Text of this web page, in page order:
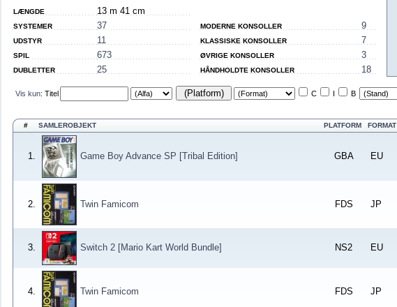
LÆNGDE 13 m 41 cm
SYSTEMER 37
UDSTYR 11
SPIL 673
DUBLETTER 25
MODERNE KONSOLLER 9
KLASSISKE KONSOLLER 7
ØVRIGE KONSOLLER 3
HÅNDHOLDTE KONSOLLER 18
Vis kun: Titel (Platform) C I B
# SAMLEROBJEKT PLATFORM FORMAT
1. Game Boy Advance SP [Tribal Edition] GBA EU
2. Twin Famicom FDS JP
3. Switch 2 [Mario Kart World Bundle] NS2 EU
4. Twin Famicom FDS JP